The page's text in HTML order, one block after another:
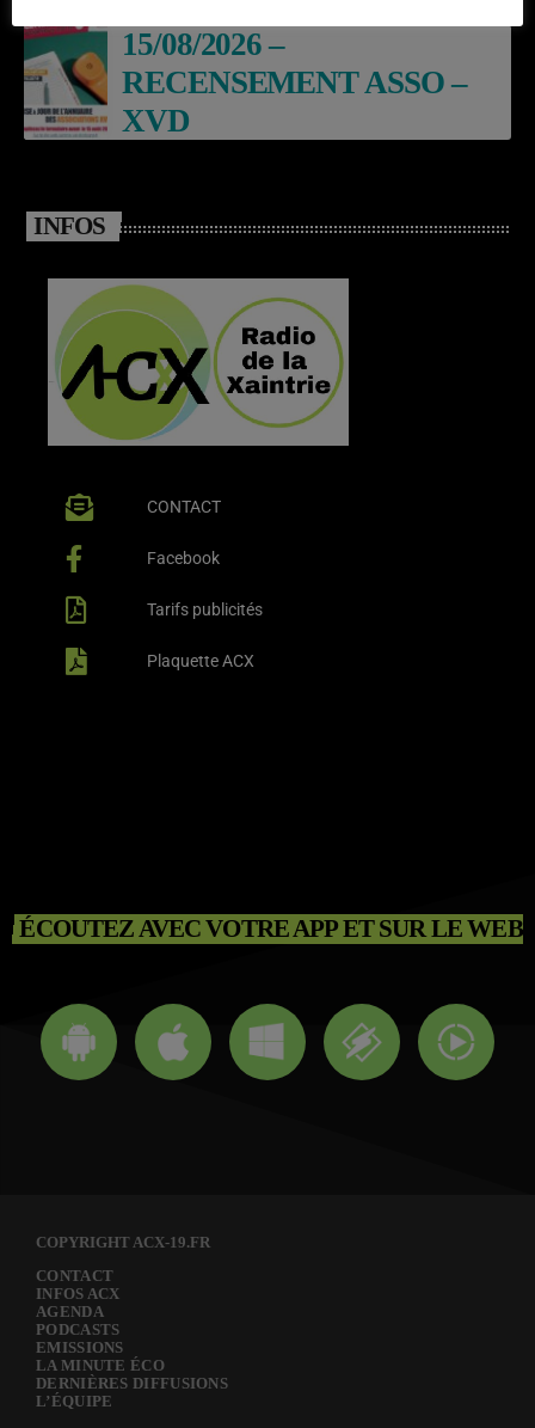
15/08/2026 –
RECENSEMENT ASSO –
XVD
INFOS
CONTACT
Facebook
Tarifs publicités
Plaquette ACX
ÉCOUTEZ AVEC VOTRE APP ET SUR LE WEB
COPYRIGHT ACX-19.FR
CONTACT
INFOS ACX
AGENDA
PODCASTS
EMISSIONS
LA MINUTE ÉCO
DERNIÈRES DIFFUSIONS
L’ÉQUIPE